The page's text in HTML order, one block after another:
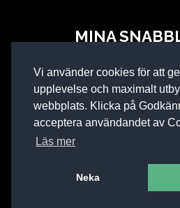
Vi använder cookies för att
upplevelse och maximalt
webbplats. Klicka på
acceptera användandet av
Läs mer
Neka
MINA